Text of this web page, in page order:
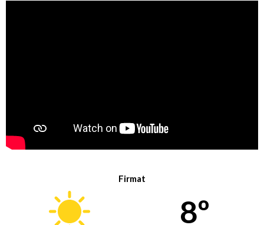
Firmat
8º